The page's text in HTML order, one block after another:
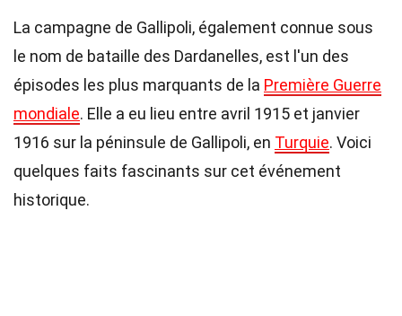
La campagne de Gallipoli, également connue sous
le nom de bataille des Dardanelles, est l'un des
épisodes les plus marquants de la Première Guerre
mondiale. Elle a eu lieu entre avril 1915 et janvier
1916 sur la péninsule de Gallipoli, en Turquie. Voici
quelques faits fascinants sur cet événement
historique.